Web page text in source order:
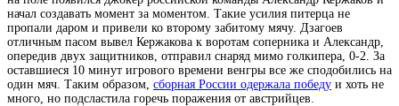
начал создавать момент за моментом. Такие усилия питерца не
пропали даром и привели ко второму забитому мячу. Дзагоев
отличным пасом вывел Кержакова к воротам соперника и Александр,
опередив двух защитников, отправил снаряд мимо голкипера, 0-2. За
оставшиеся 10 минут игрового времени венгры все же сподобились на
один мяч. Таким образом, сборная России одержала победу и хоть не
много, но подсластила горечь поражения от австрийцев.